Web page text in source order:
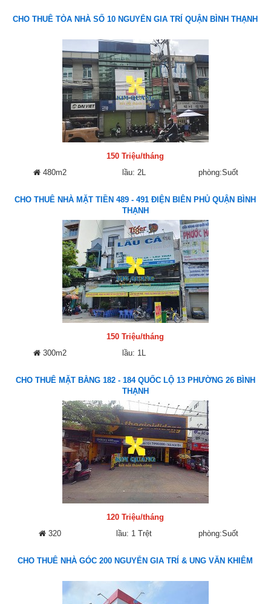
CHO THUÊ TÒA NHÀ SỐ 10 NGUYỄN GIA TRÍ QUẬN BÌNH THẠNH
150 Triệu/tháng
480m2
lầu: 2L phòng:Suốt
CHO THUÊ NHÀ MẶT TIỀN 489 - 491 ĐIỆN BIÊN PHỦ QUẬN BÌNH
THẠNH
150 Triệu/tháng
300m2
lầu: 1L
CHO THUÊ MẶT BẰNG 182 - 184 QUỐC LỘ 13 PHƯỜNG 26 BÌNH
THẠNH
120 Triệu/tháng
320
lầu: 1 Trệt phòng:Suốt
CHO THUÊ NHÀ GÓC 200 NGUYỄN GIA TRÍ & UNG VĂN KHIÊM